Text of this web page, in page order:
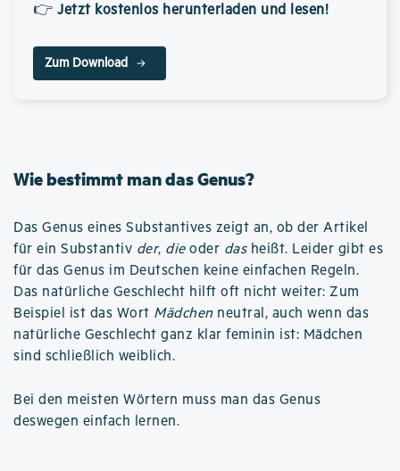
👉 Jetzt kostenlos herunterladen und lesen!
Zum Download
Wie bestimmt man das Genus?
Das Genus eines Substantives zeigt an, ob der Artikel
für ein Substantiv der, dieoder dasheißt. Leider gibt es
für das Genus im Deutschen keine einfachen Regeln.
Das natürliche Geschlecht hilft oft nicht weiter: Zum
Beispiel ist das Wort Mädchen neutral, auch wenn das
natürliche Geschlecht ganz klar feminin ist: Mädchen
sind schließlich weiblich.
Bei den meisten Wörtern muss man das Genus
deswegen einfach lernen.